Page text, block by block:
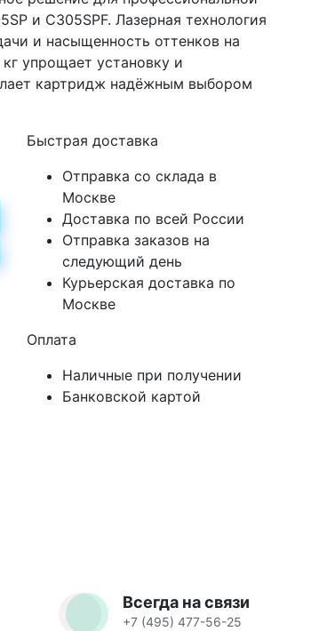
и C305SPF. Лазерная технология
и насыщенность оттенков на
упрощает установку и
картридж надёжным выбором
Быстрая доставка
Отправка со склада в
Москве
Доставка по всей России
Отправка заказов на
следующий день
Курьерская доставка по
Москве
Оплата
Наличные при получении
Банковской картой
Всегда на связи
+7 (495) 477-56-25